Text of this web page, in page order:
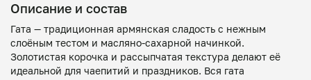
Описание и состав
Гата — традиционная армянская сладость с нежным
слоёным тестом и масляно-сахарной начинкой.
Золотистая корочка и рассыпчатая текстура делают её
идеальной для чаепитий и праздников. Вся гата